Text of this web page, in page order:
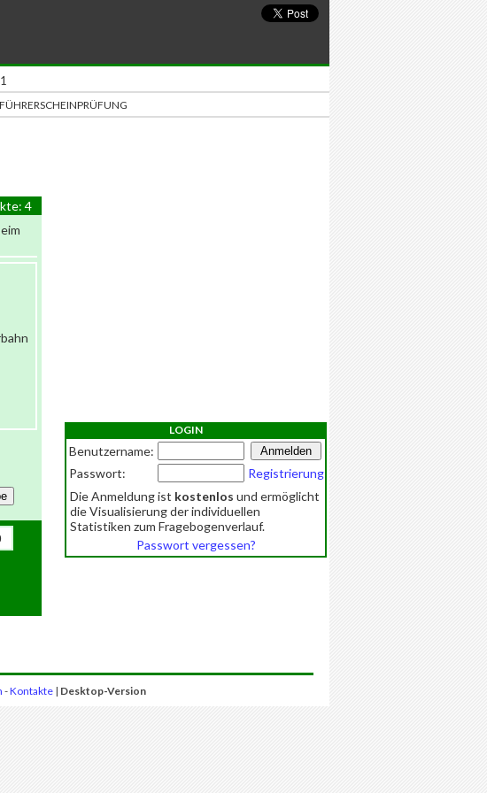
4
LOGIN
Benutzername:
Passwort:
Registrierung
Die Anmeldung ist kostenlos und ermöglicht
die Visualisierung der individuellen
Statistiken zum Fragebogenverlauf.
Passwort vergessen?
-Kontakte| Desktop-Version